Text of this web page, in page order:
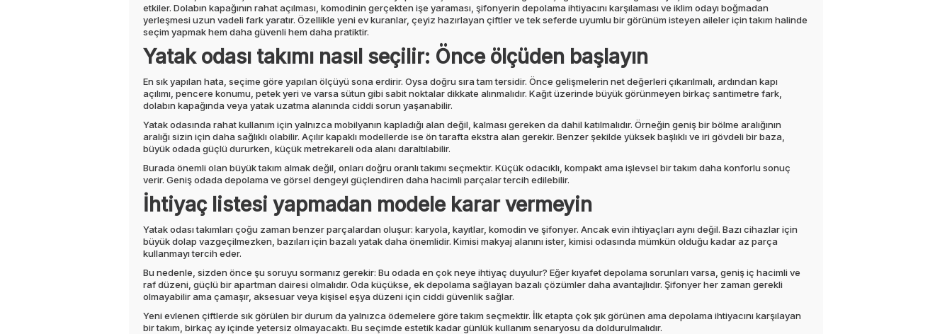
etkiler. Dolabın kapağının rahat açılması, komodinin gerçekten işe yaraması, şifonyerin depolama ihtiyacını karşılaması ve iklim odayı boğmadan
yerleşmesi uzun vadeli fark yaratır. Özellikle yeni ev kuranlar, çeyiz hazırlayan çiftler ve tek seferde uyumlu bir görünüm isteyen aileler için takım halinde
seçim yapmak hem daha güvenli hem daha pratiktir.
Yatak odası takımı nasıl seçilir: Önce ölçüden başlayın
En sık yapılan hata, seçime göre yapılan ölçüyü sona erdirir. Oysa doğru sıra tam tersidir. Önce gelişmelerin net değerleri çıkarılmalı, ardından kapı
açılımı, pencere konumu, petek yeri ve varsa sütun gibi sabit noktalar dikkate alınmalıdır. Kağıt üzerinde büyük görünmeyen birkaç santimetre fark,
dolabın kapağında veya yatak uzatma alanında ciddi sorun yaşanabilir.
Yatak odasında rahat kullanım için yalnızca mobilyanın kapladığı alan değil, kalması gereken da dahil katılmalıdır. Örneğin geniş bir bölme aralığının
aralığı sizin için daha sağlıklı olabilir. Açılır kapaklı modellerde ise ön tarafta ekstra alan gerekir. Benzer şekilde yüksek başlıklı ve iri gövdeli bir baza,
büyük odada güçlü dururken, küçük metrekareli oda alanı daraltılabilir.
Burada önemli olan büyük takım almak değil, onları doğru oranlı takımı seçmektir. Küçük odacıklı, kompakt ama işlevsel bir takım daha konforlu sonuç
verir. Geniş odada depolama ve görsel dengeyi güçlendiren daha hacimli parçalar tercih edilebilir.
İhtiyaç listesi yapmadan modele karar vermeyin
Yatak odası takımları çoğu zaman benzer parçalardan oluşur: karyola, kayıtlar, komodin ve şifonyer. Ancak evin ihtiyaçları aynı değil. Bazı cihazlar için
büyük dolap vazgeçilmezken, bazıları için bazalı yatak daha önemlidir. Kimisi makyaj alanını ister, kimisi odasında mümkün olduğu kadar az parça
kullanmayı tercih eder.
Bu nedenle, sizden önce şu soruyu sormanız gerekir: Bu odada en çok neye ihtiyaç duyulur? Eğer kıyafet depolama sorunları varsa, geniş iç hacimli ve
raf düzeni, güçlü bir apartman dairesi olmalıdır. Oda küçükse, ek depolama sağlayan bazalı çözümler daha avantajlıdır. Şifonyer her zaman gerekli
olmayabilir ama çamaşır, aksesuar veya kişisel eşya düzeni için ciddi güvenlik sağlar.
Yeni evlenen çiftlerde sık görülen bir durum da yalnızca ödemelere göre takım seçmektir. İlk etapta çok şık görünen ama depolama ihtiyacını karşılayan
bir takım, birkaç ay içinde yetersiz olmayacaktı. Bu seçimde estetik kadar günlük kullanım senaryosu da doldurulmalıdır.